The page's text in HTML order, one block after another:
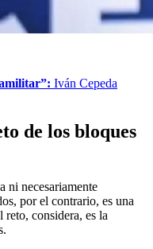
Iván Cepeda
de los bloques
ni necesariamente
por el contrario, es una
reto, considera, es la